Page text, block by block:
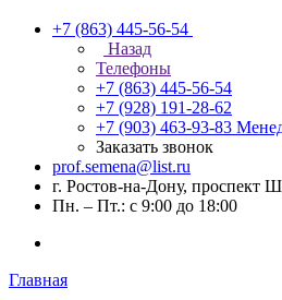
+7 (863) 445-56-54
Назад
Телефоны
+7 (863) 445-56-54
+7 (928) 191-28-62
+7 (903) 463-93-83
Заказать звонок
prof.semena@list.ru
г. Ростов-на-Дону, проспект
Пн. – Пт.: с 9:00 до 18:00
Главная